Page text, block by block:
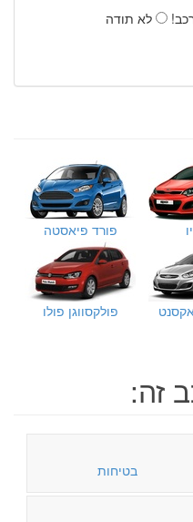
לא תודה
פורד פיאסטה
פולקסווגן פולו
זה:
בטיחות